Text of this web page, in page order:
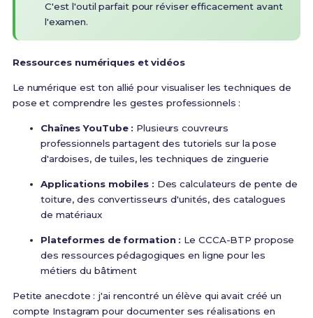
C'est l'outil parfait pour réviser efficacement avant
l'examen.
Ressources numériques et vidéos
Le numérique est ton allié pour visualiser les techniques de
pose et comprendre les gestes professionnels :
Chaînes YouTube : Plusieurs couvreurs
professionnels partagent des tutoriels sur la pose
d'ardoises, de tuiles, les techniques de zinguerie
Applications mobiles : Des calculateurs de pente de
toiture, des convertisseurs d'unités, des catalogues
de matériaux
Plateformes de formation : Le CCCA-BTP propose
des ressources pédagogiques en ligne pour les
métiers du bâtiment
Petite anecdote : j'ai rencontré un élève qui avait créé un
compte Instagram pour documenter ses réalisations en